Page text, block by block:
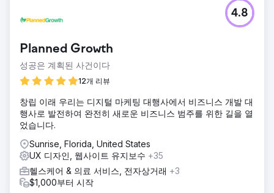
이는 리드를 유치하고 전환하는 데 있어 웹사이트의 효과가 향
상되었음을 보여줍니다.
에이전시 페이지로 이동
Planned Growth
성공은 계획된 사건이다
12개 리뷰
4.8
창립 이래 우리는 디지털 마케팅 대행사에서 비즈니스 개발 대
행사로 발전하여 완전히 새로운 비즈니스 범주를 위한 길을 열
었습니다.
Sunrise, Florida, United States
UX 디자인, 웹사이트 유지보수 +35
헬스케어 & 의료 서비스, 전자상거래 +3
$1,000부터 시작